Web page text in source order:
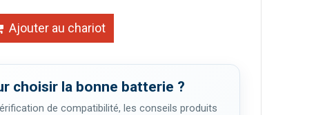
Ajouter au chariot
choisir la bonne batterie ?
de compatibilité, les conseils produits